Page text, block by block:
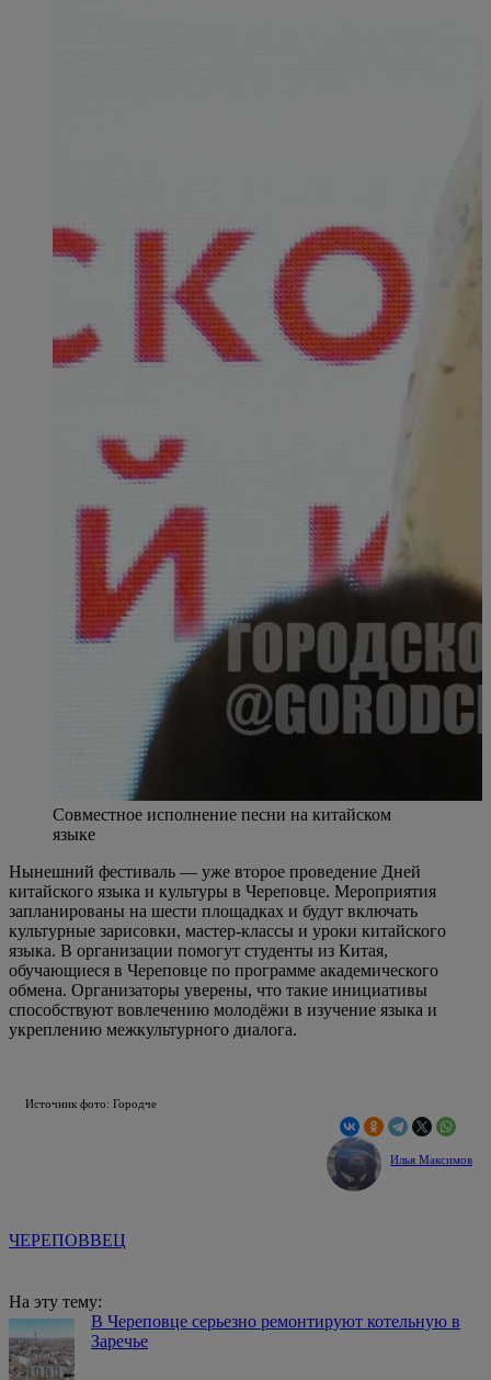
Совместное исполнение песни на китайском
языке
Нынешний фестиваль — уже второе проведение Дней
китайского языка и культуры в Череповце. Мероприятия
запланированы на шести площадках и будут включать
культурные зарисовки, мастер‑классы и уроки китайского
языка. В организации помогут студенты из Китая,
обучающиеся в Череповце по программе академического
обмена. Организаторы уверены, что такие инициативы
способствуют вовлечению молодёжи в изучение языка и
укреплению межкультурного диалога.
Источник фото: Городче
Илья Максимов
ЧЕРЕПОВВЕЦ
На эту тему:
В Череповце серьезно ремонтируют котельную в
Заречье